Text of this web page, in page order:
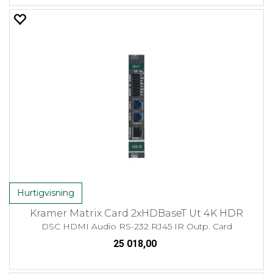
Hurtigvisning
Kramer Matrix Card 2xHDBaseT Ut 4K HDR
DSC HDMI Audio RS-232 RJ45 IR Outp. Card
25 018,00